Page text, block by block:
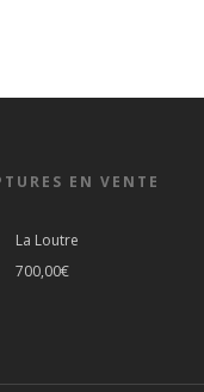
EN VENTE
La Loutre
700,00€